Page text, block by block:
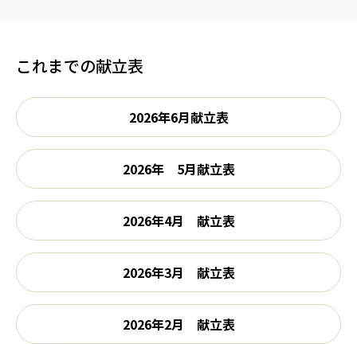
これまでの献立表
2026年6月献立表
2026年 5月献立表
2026年4月 献立表
2026年3月 献立表
2026年2月 献立表